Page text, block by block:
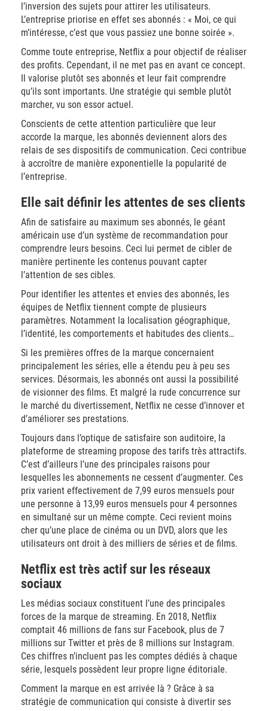
l’inversion des sujets pour attirer les utilisateurs.
L’entreprise priorise en effet ses abonnés : « Moi, ce qui
m’intéresse, c’est que vous passiez une bonne soirée ».
Comme toute entreprise, Netflix a pour objectif de réaliser
des profits. Cependant, il ne met pas en avant ce concept.
Il valorise plutôt ses abonnés et leur fait comprendre
qu’ils sont importants. Une stratégie qui semble plutôt
marcher, vu son essor actuel.
Conscients de cette attention particulière que leur
accorde la marque, les abonnés deviennent alors des
relais de ses dispositifs de communication. Ceci contribue
à accroître de manière exponentielle la popularité de
l’entreprise.
Elle sait définir les attentes de ses clients
Afin de satisfaire au maximum ses abonnés, le géant
américain use d’un système de recommandation pour
comprendre leurs besoins. Ceci lui permet de cibler de
manière pertinente les contenus pouvant capter
l’attention de ses cibles.
Pour identifier les attentes et envies des abonnés, les
équipes de Netflix tiennent compte de plusieurs
paramètres. Notamment la localisation géographique,
l’identité, les comportements et habitudes des clients…
Si les premières offres de la marque concernaient
principalement les séries, elle a étendu peu à peu ses
services. Désormais, les abonnés ont aussi la possibilité
de visionner des films. Et malgré la rude concurrence sur
le marché du divertissement, Netflix ne cesse d’innover et
d’améliorer ses prestations.
Toujours dans l’optique de satisfaire son auditoire, la
plateforme de streaming propose des tarifs très attractifs.
C’est d’ailleurs l’une des principales raisons pour
lesquelles les abonnements ne cessent d’augmenter. Ces
prix varient effectivement de 7,99 euros mensuels pour
une personne à 13,99 euros mensuels pour 4 personnes
en simultané sur un même compte. Ceci revient moins
cher qu’une place de cinéma ou un DVD, alors que les
utilisateurs ont droit à des milliers de séries et de films.
Netflix est très actif sur les réseaux
sociaux
Les médias sociaux constituent l’une des principales
forces de la marque de streaming. En 2018, Netflix
comptait 46 millions de fans sur Facebook, plus de 7
millions sur Twitter et près de 8 millions sur Instagram.
Ces chiffres n’incluent pas les comptes dédiés à chaque
série, lesquels possèdent leur propre ligne éditoriale.
Comment la marque en est arrivée là ? Grâce à sa
stratégie de communication qui consiste à divertir ses